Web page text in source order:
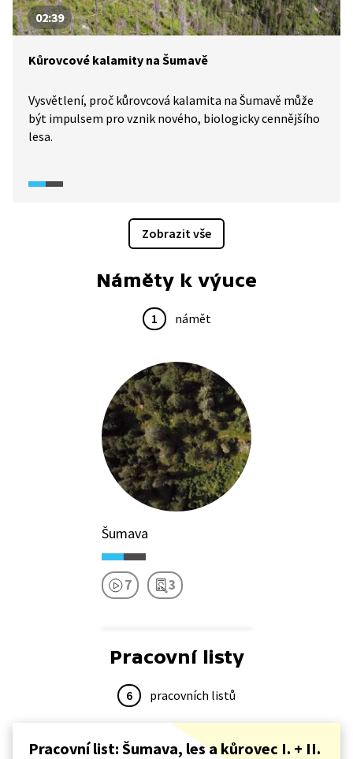
02:39
Kůrovcové kalamity na Šumavě
Vysvětlení, proč kůrovcová kalamita na Šumavě může
být impulsem pro vznik nového, biologicky cennějšího
lesa.
Zobrazit vše
Náměty k výuce
1 námět
Šumava
7 3
Pracovní listy
6 pracovních listů
Pracovní list: Šumava, les a kůrovec I. + II.